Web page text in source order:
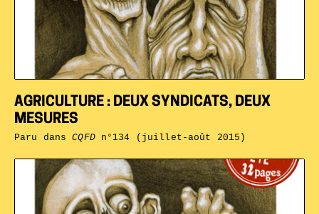
AGRICULTURE : DEUX SYNDICATS, DEUX
MESURES
Paru dansCQFDn°134 (juillet-août 2015)